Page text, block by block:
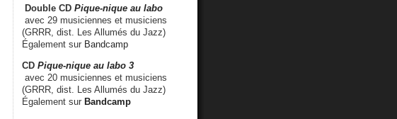
Double CD Pique-nique au labo
avec 29 musiciennes et musiciens
(GRRR, dist. Les Allumés du Jazz)
Également sur Bandcamp
CD Pique-nique au labo 3
avec 20 musiciennes et musiciens
(GRRR, dist. Les Allumés du Jazz)
Également sur Bandcamp